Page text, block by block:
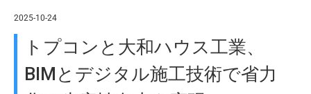
2025-10-24
トプコンと大和ハウス工業、
BIMとデジタル施工技術で省力